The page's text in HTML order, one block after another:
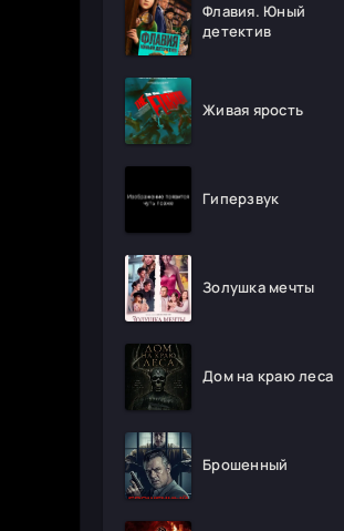
Флавия. Юный
детектив
Живая ярость
Гиперзвук
Золушка мечты
Дом на краю леса
Брошенный